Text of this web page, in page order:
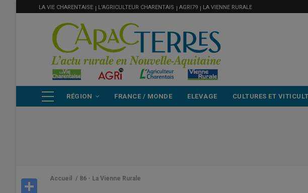
MENU
FILIÈRE
LA VIE CHARENTAISE L'AGRICULTEUR CHARENTAIS AGRI79 LA VIENNE RURALE
PRINCIPALE
RÉGION FRANCE / MONDE ELEVAGE CULTURES ET
Accueil / 86 - La Vienne Rurale